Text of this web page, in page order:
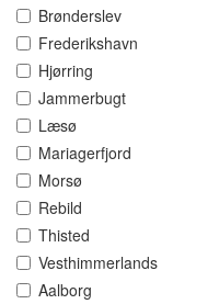
Brønderslev
Frederikshavn
Hjørring
Jammerbugt
Læsø
Mariagerfjord
Morsø
Rebild
Thisted
Vesthimmerlands
Aalborg